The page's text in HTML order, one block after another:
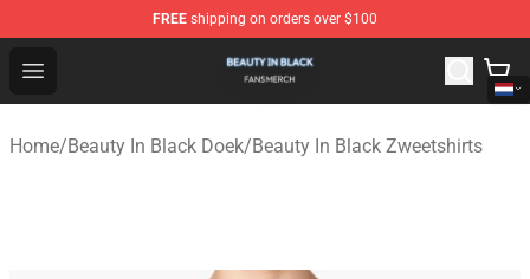
FREE shipping on orders over $100
Open menu
Beauty In Black Shop - Official Beauty In Black
Home/Beauty In Black Doek/Beauty In Black Zweetshirts